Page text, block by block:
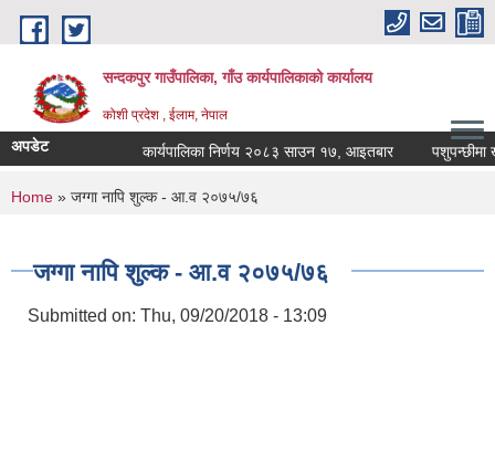
Skip to main content
सन्दकपुर गाउँपालिका, गाँउ कार्यपालिकाको कार्यालय
कोशी प्रदेश , ईलाम, नेपाल
अपडेट कार्यपालिका निर्णय २०८३ साउन १७, आइतबार पशुपन्छीमा
You are here
Home » जग्गा नापि शुल्क - आ.व २०७५/७६
जग्गा नापि शुल्क - आ.व २०७५/७६
Submitted on: Thu, 09/20/2018 - 13:09